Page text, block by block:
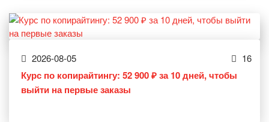
2026-08-05 16
Курс по копирайтингу: 52 900 ₽ за 10 дней, чтобы
выйти на первые заказы